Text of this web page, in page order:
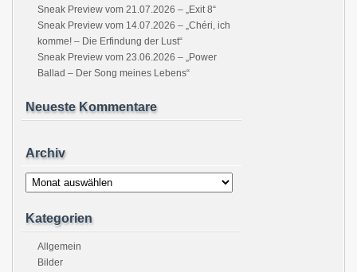
Sneak Preview vom 21.07.2026 – „Exit 8“
Sneak Preview vom 14.07.2026 – „Chéri, ich
komme! – Die Erfindung der Lust“
Sneak Preview vom 23.06.2026 – „Power
Ballad – Der Song meines Lebens“
Neueste Kommentare
Archiv
Archiv
Kategorien
Allgemein
Bilder